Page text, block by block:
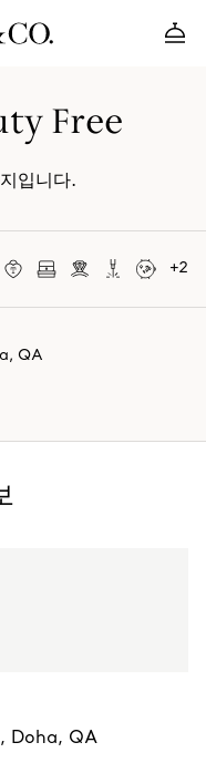
Free
입니다.
+2
, QA
, Doha, QA